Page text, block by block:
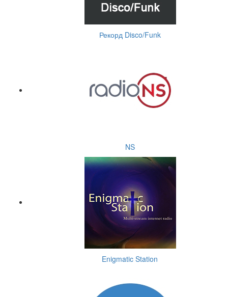
Рекорд Disco/Funk
NS
Enigmatic Station